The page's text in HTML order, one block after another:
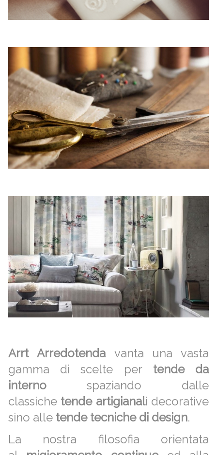
Arrt Arredotendavanta una vasta
gamma di scelte per tende da
interno spaziando dalle
classiche tende artigianali decorative
sino alle tende tecniche di design.
La nostra filosofia orientata